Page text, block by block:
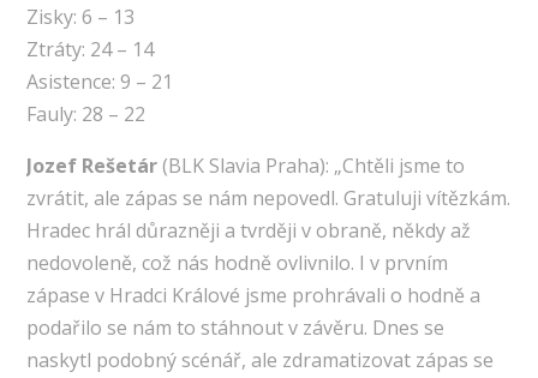
Zisky: 6 – 13
Ztráty: 24 – 14
Asistence: 9 – 21
Fauly: 28 – 22
Jozef Rešetár(BLK Slavia Praha): „Chtěli jsme to
zvrátit, ale zápas se nám nepovedl. Gratuluji vítězkám.
Hradec hrál důrazněji a tvrději v obraně, někdy až
nedovoleně, což nás hodně ovlivnilo. I v prvním
zápase v Hradci Králové jsme prohrávali o hodně a
podařilo se nám to stáhnout v závěru. Dnes se
naskytl podobný scénář, ale zdramatizovat zápas se